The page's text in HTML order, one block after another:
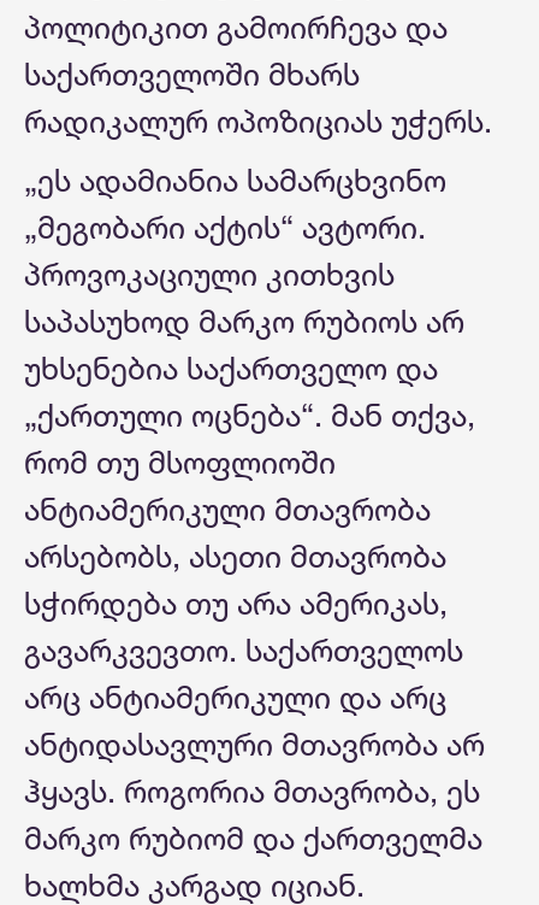
პოლიტიკით გამოირჩევა და
საქართველოში მხარს
რადიკალურ ოპოზიციას უჭერს.
„ეს ადამიანია სამარცხვინო
„მეგობარი აქტის“ ავტორი.
პროვოკაციული კითხვის
საპასუხოდ მარკო რუბიოს არ
უხსენებია საქართველო და
„ქართული ოცნება“. მან თქვა,
რომ თუ მსოფლიოში
ანტიამერიკული მთავრობა
არსებობს, ასეთი მთავრობა
სჭირდება თუ არა ამერიკას,
გავარკვევთო. საქართველოს
არც ანტიამერიკული და არც
ანტიდასავლური მთავრობა არ
ჰყავს. როგორია მთავრობა, ეს
მარკო რუბიომ და ქართველმა
ხალხმა კარგად იციან.